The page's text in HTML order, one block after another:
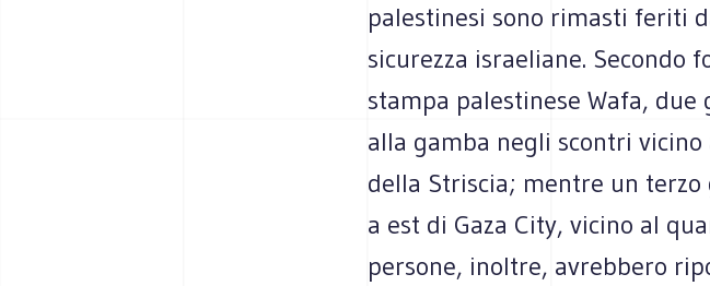
palestinesi sono rimasti feriti
sicurezza israeliane. Secondo
stampa palestinese Wafa,
alla gamba negli scontri
della Striscia; mentre un
a est di Gaza City, vicino al
persone, inoltre, avrebbero